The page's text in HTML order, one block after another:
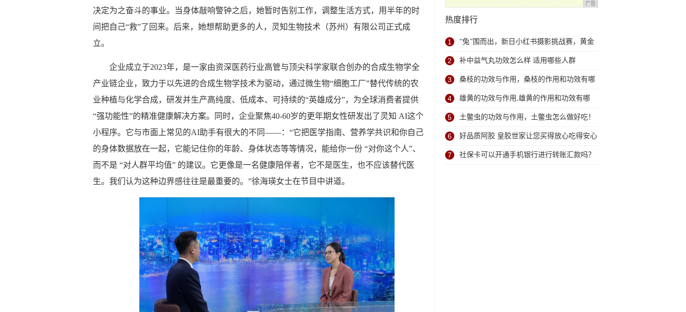
决定为之奋斗的事业。当身体敲响警钟之后，她暂时告别工作，调整生活方式，用半年的时
间把自己“救”了回来。后来，她想帮助更多的人，灵知生物技术（苏州）有限公司正式成
立。
企业成立于2023年，是一家由资深医药行业高管与顶尖科学家联合创办的合成生物学全
产业链企业，致力于以先进的合成生物学技术为驱动，通过微生物“细胞工厂”替代传统的农
业种植与化学合成，研发并生产高纯度、低成本、可持续的“英雄成分”，为全球消费者提供
“强功能性”的精准健康解决方案。同时，企业聚焦40-60岁的更年期女性研发出了灵知 AI这个
小程序。它与市面上常见的AI助手有很大的不同——：“它把医学指南、营养学共识和你自己
的身体数据放在一起，它能记住你的年龄、身体状态等等情况，能给你一份 “对你这个人”、
而不是 “对人群平均值” 的建议。它更像是一名健康陪伴者，它不是医生，也不应该替代医
生。我们认为这种边界感往往是最重要的。”徐海瑛女士在节目中讲道。
广告
热度排行
1 “兔”围而出，新日小红书摄影挑战赛，黄金
免费送！
2 补中益气丸功效怎么样 适用哪些人群
3 桑枝的功效与作用，桑枝的作用和功效有哪
些？
4 雄黄的功效与作用,雄黄的作用和功效有哪
些？
5 土鳖虫的功效与作用，土鳖虫怎么做好吃！
6 好品质阿胶 皇胶世家让您买得放心吃得安心
7 社保卡可以开通手机银行进行转账汇款吗？